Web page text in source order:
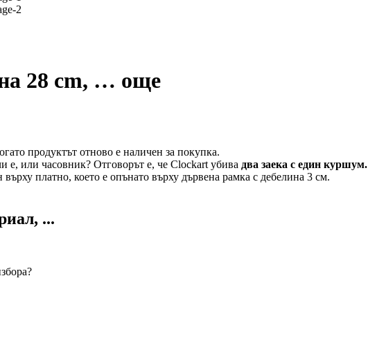
28 cm, … още
продуктът отново е наличен за покупка.
е, или часовник? Отговорът е, че Clockart убива два заека с един куршум.
върху платно, което е опънато върху дървена рамка с дебелина 3 см.
...